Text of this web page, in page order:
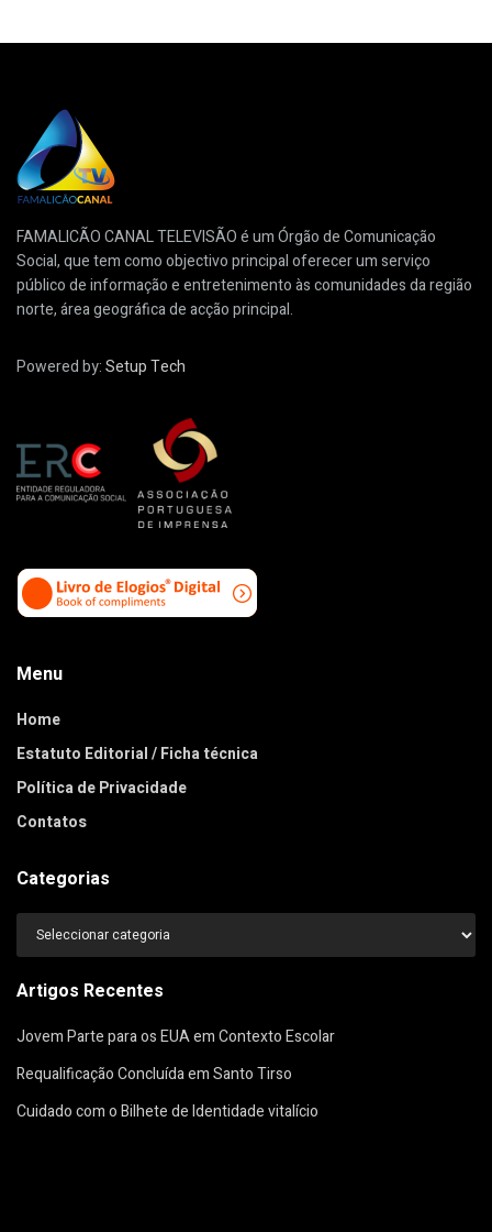
FAMALICÃO CANAL TELEVISÃO é um Órgão de Comunicação
Social, que tem como objectivo principal oferecer um serviço
público de informação e entretenimento às comunidades da região
norte, área geográfica de acção principal.
Powered by:Setup Tech
Menu
Home
Estatuto Editorial / Ficha técnica
Política de Privacidade
Contatos
Categorias
Categorias
Artigos Recentes
Jovem Parte para os EUA em Contexto Escolar
Requalificação Concluída em Santo Tirso
Cuidado com o Bilhete de Identidade vitalício